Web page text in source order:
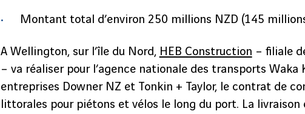
Montant total d’environ 250 millions NZD (145
A Wellington, sur l’île du Nord, HEB Construction – filiale
– va réaliser pour l’agence nationale des transports
entreprises Downer NZ et Tonkin + Taylor, le contrat de
littorales pour piétons et vélos le long du port. La livraison